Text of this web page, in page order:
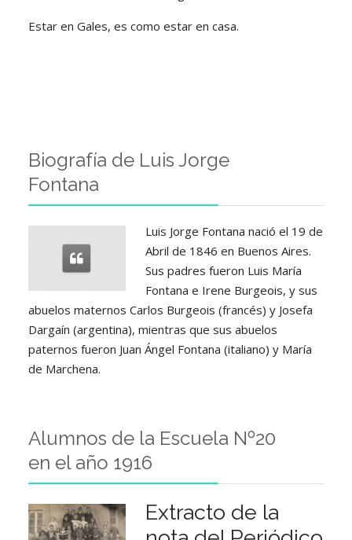
Estar en Gales, es como estar en casa.
Biografía de Luis Jorge
Fontana
Luis Jorge Fontana nació el 19 de
Abril de 1846 en Buenos Aires.
Sus padres fueron Luis María
Fontana e Irene Burgeois, y sus
abuelos maternos Carlos Burgeois (francés) y Josefa
Dargaín (argentina), mientras que sus abuelos
paternos fueron Juan Ángel Fontana (italiano) y María
de Marchena.
Alumnos de la Escuela Nº20
en el año 1916
Extracto de la